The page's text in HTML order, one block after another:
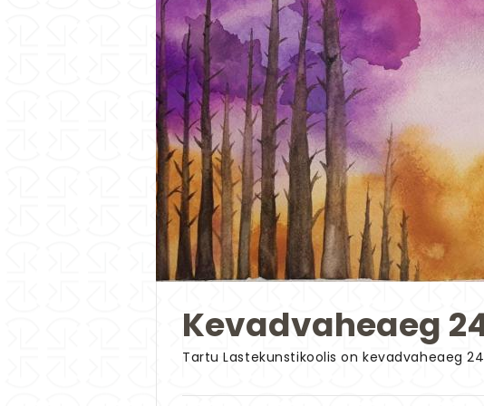
Kevadvaheaeg
Tartu Lastekunstikoolis on kevadvaheaeg